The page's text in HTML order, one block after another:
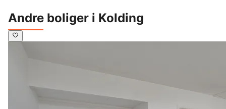
Andre boliger i Kolding